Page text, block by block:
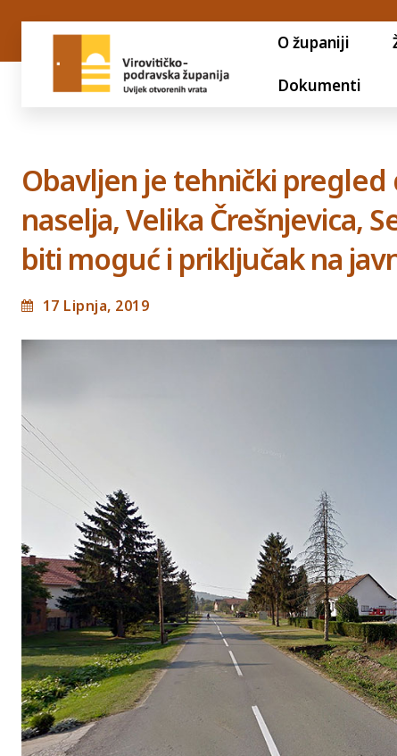
O županiji
Dokumenti
Obavljen je tehnički
naselja, Velika Črešnjevica,
biti moguć i priključak na
17 Lipnja, 2019